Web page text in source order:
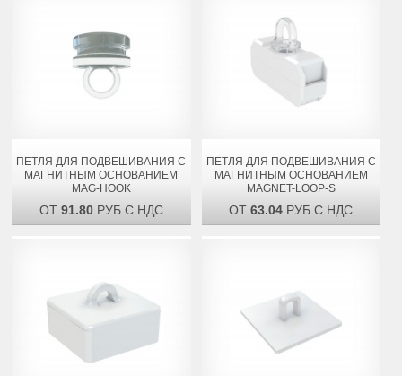
ПЕТЛЯ ДЛЯ ПОДВЕШИВАНИЯ С
МАГНИТНЫМ ОСНОВАНИЕМ
MAG-HOOK
ОТ 91.80РУБ С НДС
ПЕТЛЯ ДЛЯ ПОДВЕШИВАНИЯ С
МАГНИТНЫМ ОСНОВАНИЕМ
MAGNET-LOOP-S
ОТ63.04 РУБ С НДС